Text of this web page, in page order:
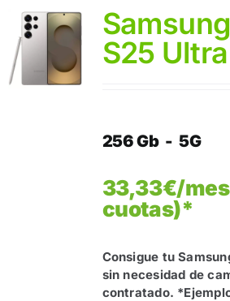
S25 Ultra
256 Gb - 5G
33,33€/
cuotas)*
Consigue tu
sin necesidad de
contratado.